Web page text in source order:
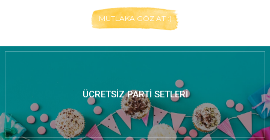
MUTLAKA GÖZ AT :)
ÜCRETSIZ PARTI SETLERI